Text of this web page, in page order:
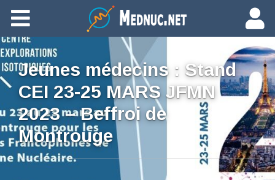
Ajouter du contenu
Jeunes médecins : Stand
CEI 23-25 MARS JFMN
2023 – Beffroi de
Montrouge